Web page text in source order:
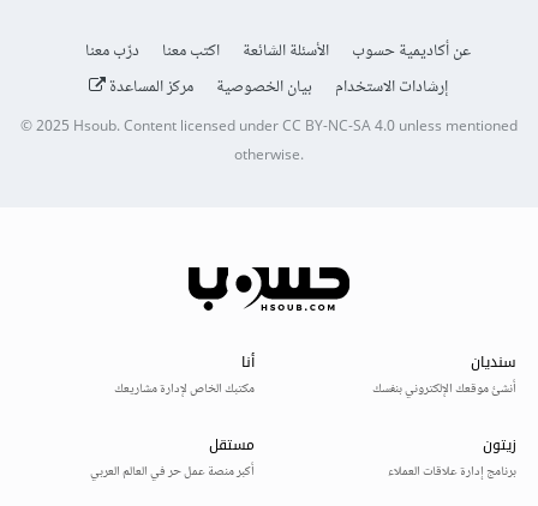
عن أكاديمية حسوب الأسئلة الشائعة اكتب معنا
درّب معنا
إرشادات الاستخدام
بيان الخصوصية مركز المساعدة
© 2025Hsoub.Content licensed underCC BY-NC-SA 4.0unless mentioned
otherwise.